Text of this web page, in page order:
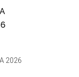
2026